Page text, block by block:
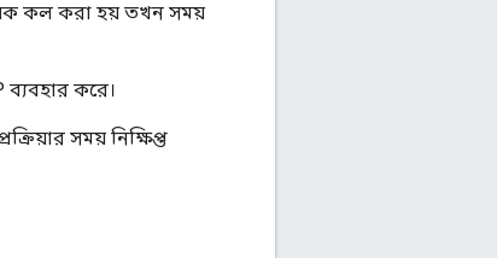
কল করা হয় তখন সময়
ব্যবহার করে।
সময় নিক্ষিপ্ত